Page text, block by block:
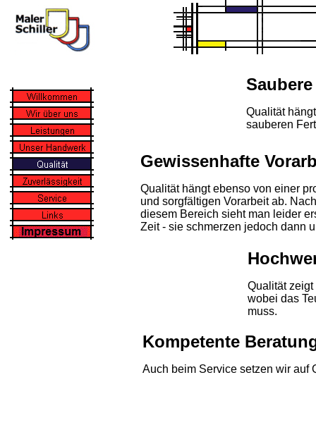
Qualität
sauberen
Gewissenhafte
Qualität hängt ebenso von einer
und sorgfältigen Vorarbeit ab.
diesem Bereich sieht man leider
Zeit - sie schmerzen jedoch dann
Qualität
wobei das
muss.
Kompetente
Auch beim Service setzen wir auf